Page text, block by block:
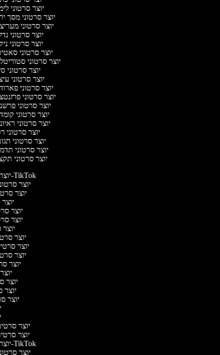
יוצר סרטוני
יוצר סרטוני מסך
יוצר סרטוני
יוצר סרטוני
יוצר סרטוני
יוצר סרטוני
יוצר סרטוני
יוצר סרטוני
יוצר סרטוני
יוצר סרטוני
יוצר סרטוני
יוצר סרטוני
יוצר סרטוני
יוצר סרטוני
יוצר סרטוני
יוצר סרטוני
יוצר סרטוני
יוצר סרטוני
יוצר סרטונים ל-TikTok
יוצר
יוצר
יוצר
יוצר
יוצר
יוצר
יוצר סרטי
יוצר
יוצר
יוצר
יוצר
יוצר
יוצר
יוצר
יוצר סרטונים ל-TikTok
יוצר